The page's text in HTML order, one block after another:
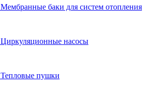
Мембранные баки для систем отопления
Циркуляционные насосы
Тепловые пушки